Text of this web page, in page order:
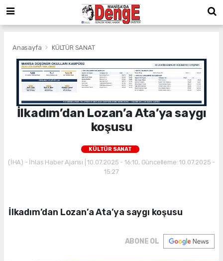
Anasayfa KÜLTÜR SANAT
İlkadım’dan Lozan’a Ata’ya saygı
koşusu
KÜLTÜR SANAT
(İHA) - İhlas Haber Ajansı | 10.07.2025 - 16:10, Güncelleme: 10.07.2025 -
15:27
İlkadım’dan Lozan’a Ata’ya saygı koşusu
ABONE OL